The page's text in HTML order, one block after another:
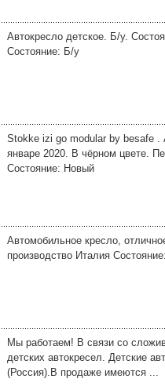
Автокресло детское. Б/у.
Состояние: Б/у
Stokke izi go modular by besafe .
январе 2020. В чёрном цвете.
Состояние: Новый
Автомобильное кресло,
производство Италия
Мы работаем! В связи со
детских автокресел. Детские
(Россия).В продаже имеются ...